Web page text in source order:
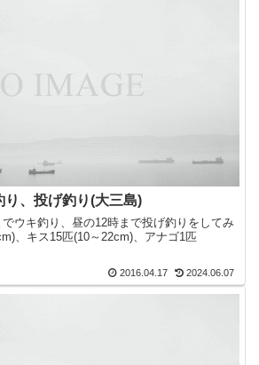
、投げ釣り(大三島)
ウキ釣り、昼の12時まで投げ釣りをしてみ
、キス15匹(10～22cm)、アナゴ1匹
2016.04.17 2024.06.07